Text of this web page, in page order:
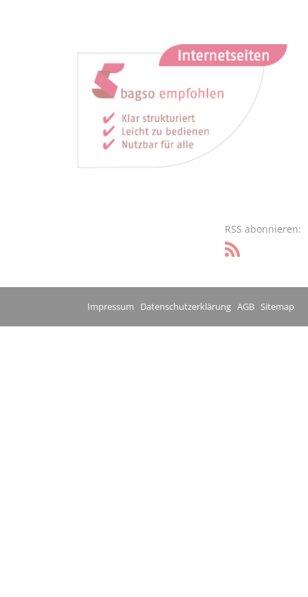
RSS abonnieren:
Impressum Datenschutzerklärung AGB Sitemap